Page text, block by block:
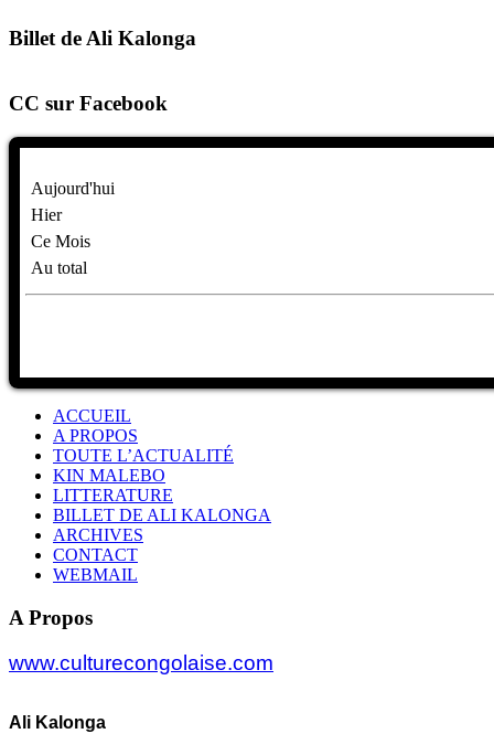
Billet de Ali Kalonga
CC sur Facebook
Aujourd'hui
Hier
Ce Mois
Au total
ACCUEIL
A PROPOS
TOUTE L’ACTUALITÉ
KIN MALEBO
LITTERATURE
BILLET DE ALI KALONGA
ARCHIVES
CONTACT
WEBMAIL
A Propos
www.culturecongolaise.com
Ali Kalonga